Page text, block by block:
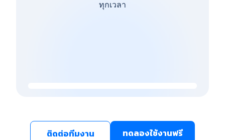
ทุกเวลา
ติดต่อทีมงาน ทดลองใช้งานฟรี